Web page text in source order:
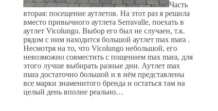
Часть
вторая: посещение аутлетов. На этот раз я решила
вместо привычного аутлета Serravalle, поехать в
аутлет Vicolungo. Выбор его был не случаен, т.к.
рядом с ним находится большой аутлет max mara .
Несмотря на то, что Vicolungo небольшой, его
невозможно совместить с пощением max mara, для
этого лучше выбирать разные дни. Аутлет max
mara достаточно большой и в нём представлены
все марки знаменитого бренда и остаться там на
целый день вполне реально…